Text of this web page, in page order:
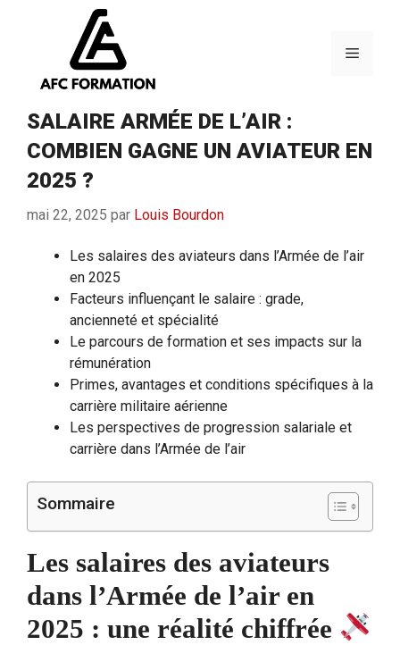
Menu
SALAIRE ARMÉE DE L’AIR :
COMBIEN GAGNE UN AVIATEUR EN
2025 ?
mai 22, 2025 par Louis Bourdon
Les salaires des aviateurs dans l’Armée de l’air
en 2025
Facteurs influençant le salaire : grade,
ancienneté et spécialité
Le parcours de formation et ses impacts sur la
rémunération
Primes, avantages et conditions spécifiques à la
carrière militaire aérienne
Les perspectives de progression salariale et
carrière dans l’Armée de l’air
Sommaire
Les salaires des aviateurs
dans l’Armée de l’air en
2025 : une réalité chiffrée